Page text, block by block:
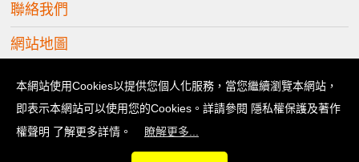
聯絡我們
網站地圖
Copyright © 2026 立善科技有限公司 版權所有
本網站使用Cookies以提供您個人化服務，當您繼續瀏覽本網站，
即表示本網站可以使用您的Cookies。詳請參閱 隱私權保護及著作
權聲明 了解更多詳情。
瞭解更多...